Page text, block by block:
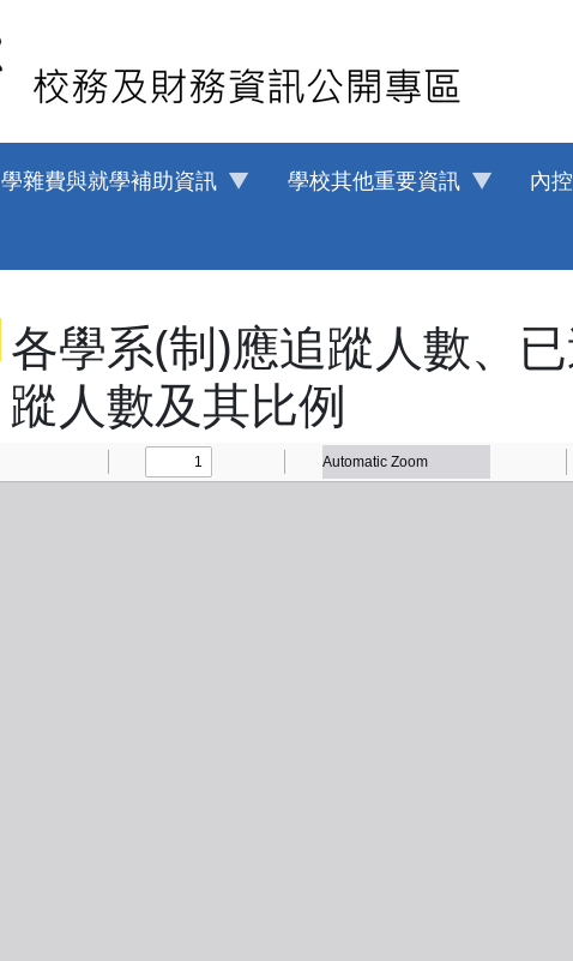
學雜費與就學補助資訊 學校其他重要資訊 內
各學系(制)應追蹤人數、
蹤人數及其比例